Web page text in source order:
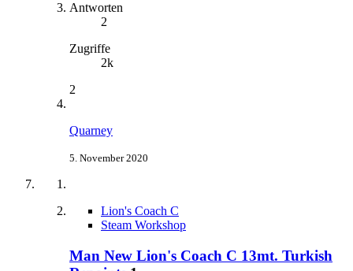
Antworten
2
Zugriffe
2k
2
Quarney
5. November 2020
Lion's Coach C
Steam Workshop
Man New Lion's Coach C 13mt. Turkish